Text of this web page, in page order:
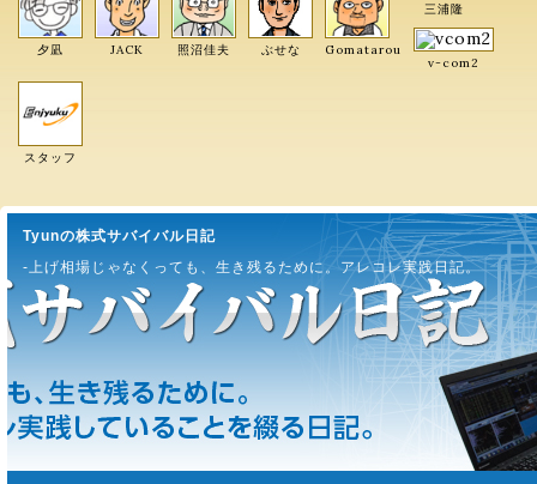
夕凪 JACK 照沼佳夫 ぶせな Gomatarou
三浦隆
v-com2
スタッフ
Tyunの株式サバイバル日記
-上げ相場じゃなくっても、生き残るために。アレコレ実践日記。